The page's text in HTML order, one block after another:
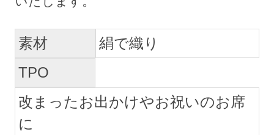
素材
絹で織り
TPO
改まったお出かけやお祝いのお席
に